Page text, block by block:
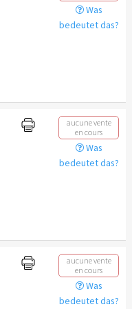
Was
bedeutet das?
aucune vente
en cours
Was
bedeutet das?
aucune vente
en cours
Was
bedeutet das?